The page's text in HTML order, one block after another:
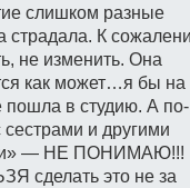
слишком разные
страдала. К
не изменить. Она
как может…я бы на
пошла в студию. А по-
сестрами и другими
— НЕ ПОНИМАЮ!!!
сделать это не за